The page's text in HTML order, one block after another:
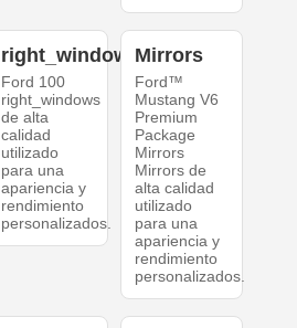
right_windows
Ford 100
right_windows
de alta
calidad
utilizado
para una
apariencia y
rendimiento
personalizados.
Mirrors
Ford™
Mustang V6
Premium
Package
Mirrors
Mirrors de
alta calidad
utilizado
para una
apariencia y
rendimiento
personalizados.